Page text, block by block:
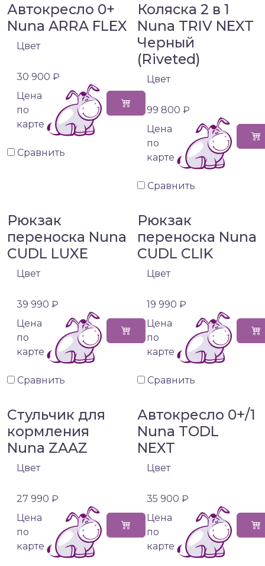
Автокресло 0+
Nuna ARRA FLEX
Цвет
30 900 ₽
Цена
по
карте
Сравнить
Коляска 2 в 1
Nuna TRIV NEXT
Черный
(Riveted)
Цвет
99 800 ₽
Цена
по
карте
Сравнить
Рюкзак
переноска Nuna
CUDL LUXE
Цвет
39 990 ₽
Цена
по
карте
Сравнить
Рюкзак
переноска Nuna
CUDL CLIK
Цвет
19 990 ₽
Цена
по
карте
Сравнить
Стульчик для
кормления
Nuna ZAAZ
Цвет
27 990 ₽
Цена
по
карте
Автокресло 0+/1
Nuna TODL
NEXT
Цвет
35 900 ₽
Цена
по
карте